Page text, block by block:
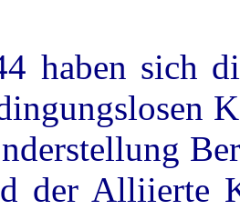
haben sich
der Alliierte